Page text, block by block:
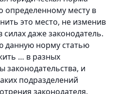
определенному месту в
это место, не изменив
даже законодатель.
норму статью
… в разных
законодательства, и
подразделений
законодателя.